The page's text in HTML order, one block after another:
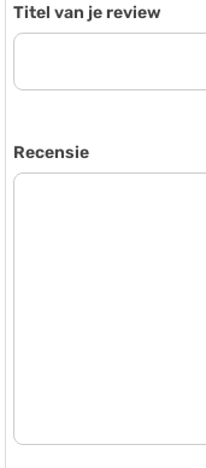
Titel van je review
Recensie